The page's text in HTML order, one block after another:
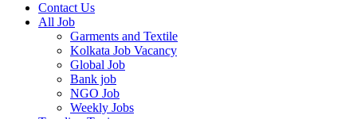
Contact Us
All Job
Garments and Textile
Kolkata Job Vacancy
Global Job
Bank job
NGO Job
Weekly Jobs